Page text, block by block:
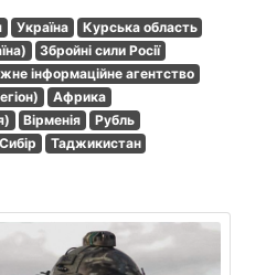
Україна
Курська область
Збройні сили Росії
інформаційне агентство
Африка
Вірменія
Рубль
Сибір Таджикистан